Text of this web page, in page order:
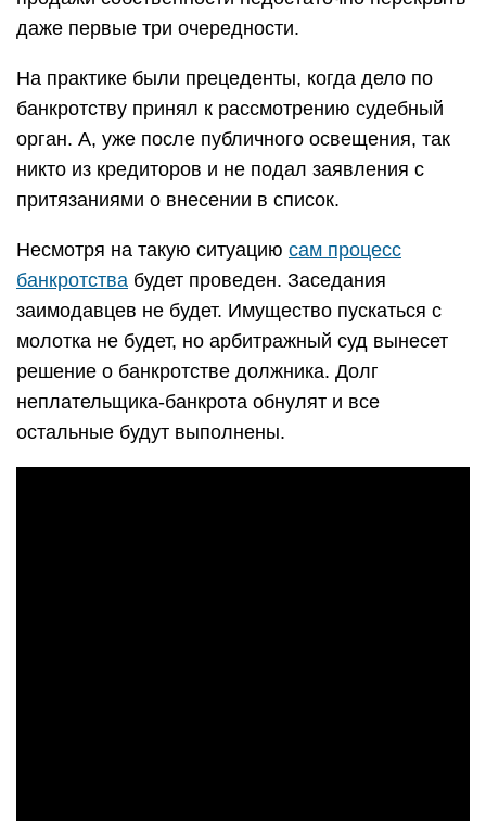
даже первые три очередности.
На практике были прецеденты, когда дело по
банкротству принял к рассмотрению судебный
орган. А, уже после публичного освещения, так
никто из кредиторов и не подал заявления с
притязаниями о внесении в список.
Несмотря на такую ситуацию сам процесс
банкротства будет проведен. Заседания
заимодавцев не будет. Имущество пускаться с
молотка не будет, но арбитражный суд вынесет
решение о банкротстве должника. Долг
неплательщика-банкрота обнулят и все
остальные будут выполнены.